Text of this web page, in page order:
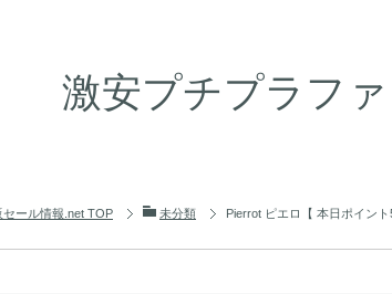
激安プチプラフ
ール情報.net TOP 未分類 Pierrot ピエロ【 本日ポイン